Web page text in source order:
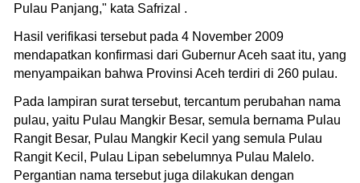
Pulau Panjang," kata Safrizal .
Hasil verifikasi tersebut pada 4 November 2009
mendapatkan konfirmasi dari Gubernur Aceh saat itu, yang
menyampaikan bahwa Provinsi Aceh terdiri di 260 pulau.
Pada lampiran surat tersebut, tercantum perubahan nama
pulau, yaitu Pulau Mangkir Besar, semula bernama Pulau
Rangit Besar, Pulau Mangkir Kecil yang semula Pulau
Rangit Kecil, Pulau Lipan sebelumnya Pulau Malelo.
Pergantian nama tersebut juga dilakukan dengan